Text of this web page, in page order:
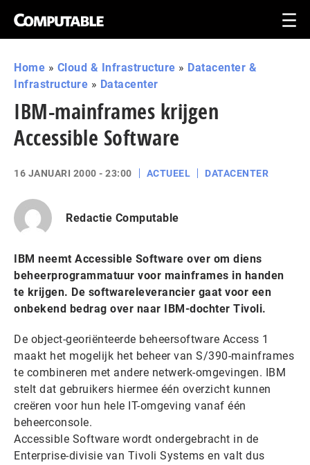
Home » Cloud & Infrastructure » Datacenter &
Infrastructure » Datacenter
IBM-mainframes krijgen
Accessible Software
16 JANUARI 2000 - 23:00 ACTUEEL DATACENTER
Redactie Computable
IBM neemt Accessible Software over om diens
beheerprogrammatuur voor mainframes in handen
te krijgen. De softwareleverancier gaat voor een
onbekend bedrag over naar IBM-dochter Tivoli.
De object-georiënteerde beheersoftware Access 1
maakt het mogelijk het beheer van S/390-mainframes
te combineren met andere netwerk-omgevingen. IBM
stelt dat gebruikers hiermee één overzicht kunnen
creëren voor hun hele IT-omgeving vanaf één
beheerconsole.
Accessible Software wordt ondergebracht in de
Enterprise-divisie van Tivoli Systems en valt dus